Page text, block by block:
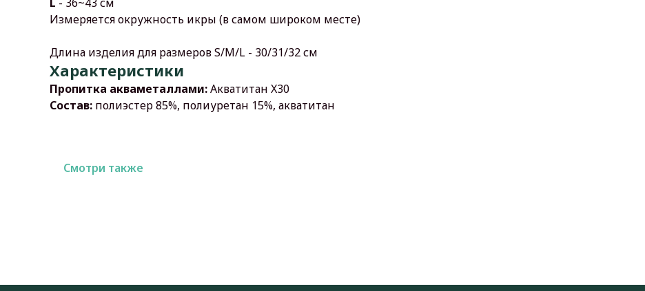
Измеряется окружность икры (в самом широком месте)
Длина изделия для размеров S/M/L - 30/31/32 см
Характеристики
Пропитка акваметаллами:Акватитан X30
Состав: полиэстер 85%, полиуретан 15%, акватитан
Смотри также